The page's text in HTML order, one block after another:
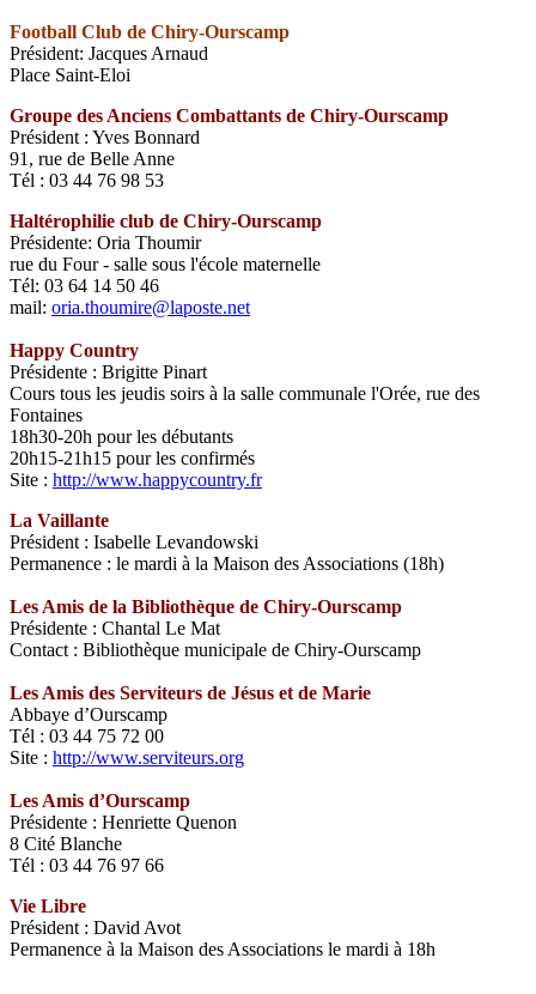
Football Club de Chiry-Ourscamp
Président: Jacques Arnaud
Place Saint-Eloi
Groupe des Anciens Combattants de Chiry-Ourscamp
Président : Yves Bonnard
91, rue de Belle Anne
Tél : 03 44 76 98 53
Haltérophilie club de Chiry-Ourscamp
Présidente: Oria Thoumir
rue du Four - salle sous l'école maternelle
Tél: 03 64 14 50 46
mail: oria.thoumire@laposte.net
Happy Country
Présidente : Brigitte Pinart
Cours tous les jeudis soirs à la salle communale l'Orée, rue des
Fontaines
18h30-20h pour les débutants
20h15-21h15 pour les confirmés
Site : http://www.happycountry.fr
La Vaillante
Président : Isabelle Levandowski
Permanence : le mardi à la Maison des Associations (18h)
Les Amis de la Bibliothèque de Chiry-Ourscamp
Présidente : Chantal Le Mat
Contact : Bibliothèque municipale de Chiry-Ourscamp
Les Amis des Serviteurs de Jésus et de Marie
Abbaye d’Ourscamp
Tél : 03 44 75 72 00
Site : http://www.serviteurs.org
Les Amis d’Ourscamp
Présidente : Henriette Quenon
8 Cité Blanche
Tél : 03 44 76 97 66
Vie Libre
Président : David Avot
Permanence à la Maison des Associations le mardi à 18h